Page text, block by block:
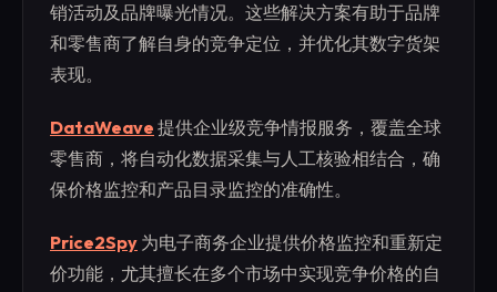
销活动及品牌曝光情况。这些解决方案有助于品牌
和零售商了解自身的竞争定位，并优化其数字货架
表现。
DataWeave 提供企业级竞争情报服务，覆盖全球
零售商，将自动化数据采集与人工核验相结合，确
保价格监控和产品目录监控的准确性。
Price2Spy 为电子商务企业提供价格监控和重新定
价功能，尤其擅长在多个市场中实现竞争价格的自